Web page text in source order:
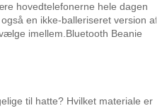
hovedtelefonerne hele dagen
en ikke-balleriseret version af
imellem.Bluetooth Beanie
til hatte? Hvilket materiale er